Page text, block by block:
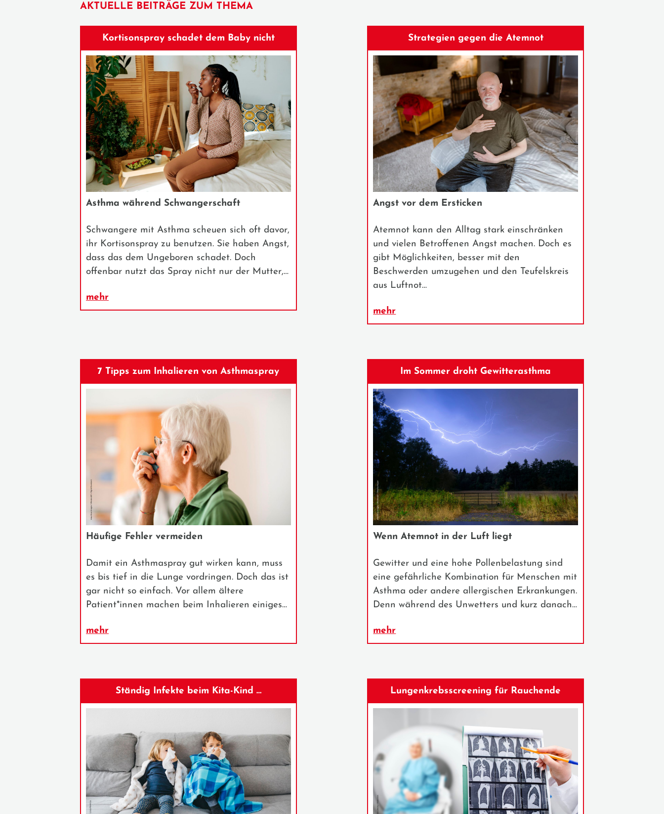
AKTUELLE BEITRÄGE ZUM THEMA
Kortisonspray schadet dem Baby nicht
Asthma während Schwangerschaft
Schwangere mit Asthma scheuen sich oft davor,
ihr Kortisonspray zu benutzen. Sie haben Angst,
dass das dem Ungeboren schadet. Doch
offenbar nutzt das Spray nicht nur der Mutter,…
mehr
Strategien gegen die Atemnot
Angst vor dem Ersticken
Atemnot kann den Alltag stark einschränken
und vielen Betroffenen Angst machen. Doch es
gibt Möglichkeiten, besser mit den
Beschwerden umzugehen und den Teufelskreis
aus Luftnot…
mehr
7 Tipps zum Inhalieren von Asthmaspray
Häufige Fehler vermeiden
Damit ein Asthmaspray gut wirken kann, muss
es bis tief in die Lunge vordringen. Doch das ist
gar nicht so einfach. Vor allem ältere
Patient*innen machen beim Inhalieren einiges…
mehr
Im Sommer droht Gewitterasthma
Wenn Atemnot in der Luft liegt
Gewitter und eine hohe Pollenbelastung sind
eine gefährliche Kombination für Menschen mit
Asthma oder andere allergischen Erkrankungen.
Denn während des Unwetters und kurz danach…
mehr
Ständig Infekte beim Kita-Kind … Lungenkrebsscreening für Rauchende